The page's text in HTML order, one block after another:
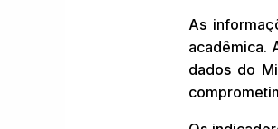
As
acadêmica.
dados do